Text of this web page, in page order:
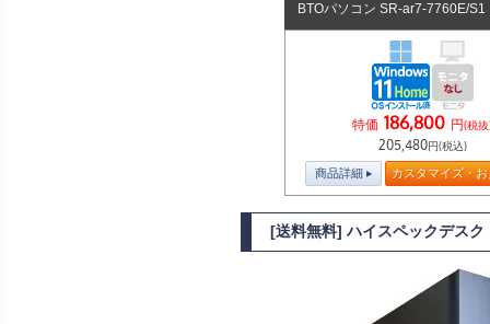
BTOパソコン SR-ar7-7760E/S1
特価 186,800 円(税抜
205,480円(税込)
商品詳細 カスタマイズ・
[送料無料] ハイスペックデス